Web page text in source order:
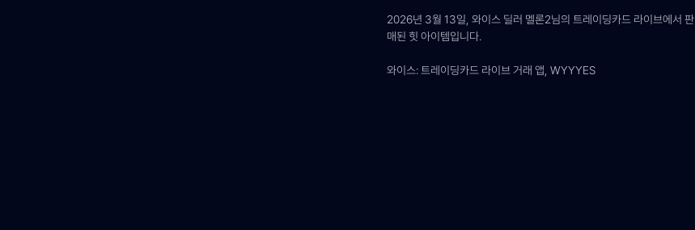
2026년 3월 13일, 와이스 딜러 멜론2님의 트레이딩카드 라이브에서 판
매된 힛 아이템입니다.
와이스: 트레이딩카드 라이브 거래 앱, WYYYES